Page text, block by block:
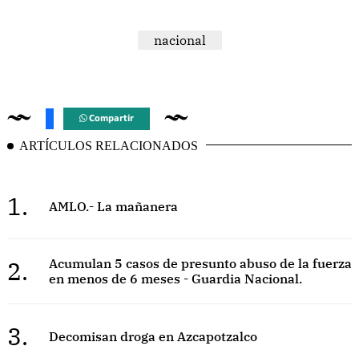
nacional
Compartir
ARTÍCULOS RELACIONADOS
1. AMLO.- La mañanera
2.
Acumulan 5 casos de presunto abuso de la fuerza
en menos de 6 meses - Guardia Nacional.
3. Decomisan droga en Azcapotzalco